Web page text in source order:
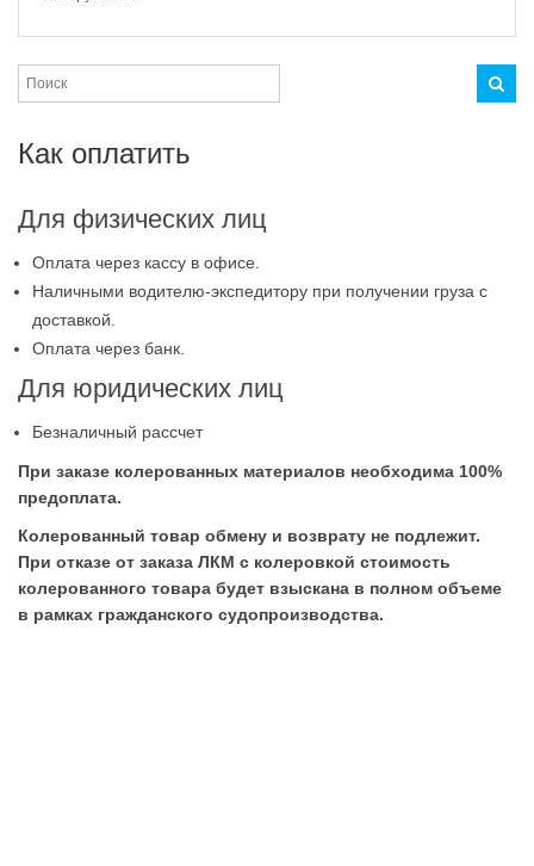
Как оплатить
Для физических лиц
Оплата через кассу в офисе.
Наличными водителю-экспедитору при получении груза с
доставкой.
Оплата через банк.
Для юридических лиц
Безналичный рассчет
При заказе колерованных материалов необходима 100%
предоплата.
Колерованный товар обмену и возврату не подлежит.
При отказе от заказа ЛКМ с колеровкой стоимость
колерованного товара будет взыскана в полном объеме
в рамках гражданского судопроизводства.